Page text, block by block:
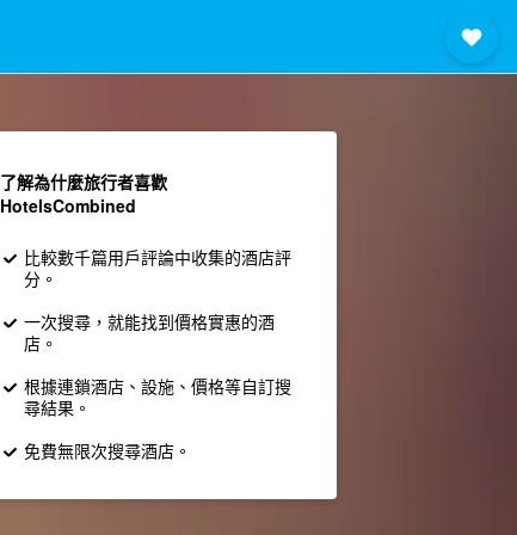
了解為什麼旅行者喜歡
HotelsCombined
比較數千篇用戶評論中收集的酒店評
分。
一次搜尋，就能找到價格實惠的酒
店。
根據連鎖酒店、設施、價格等自訂搜
尋結果。
免費無限次搜尋酒店。